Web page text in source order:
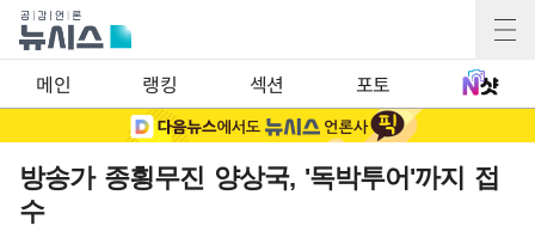
메인 랭킹 섹션 포토
방송가 종횡무진 양상국, '독박투어'까지 접
수